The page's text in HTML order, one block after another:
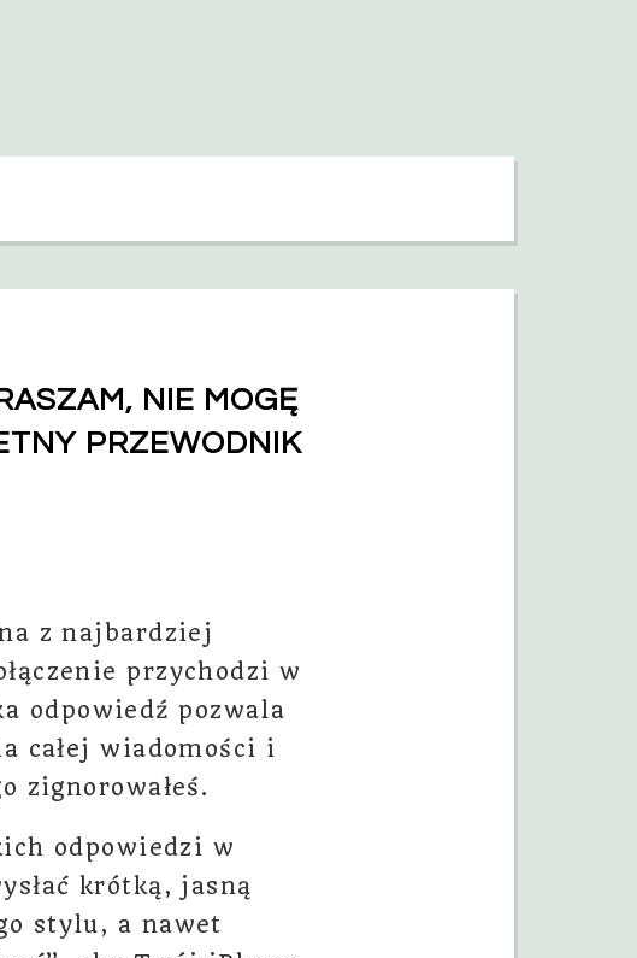
NIE MOGĘ
PRZEWODNIK
z najbardziej
przychodzi w
odpowiedź pozwala
całej wiadomości i
zignorowałeś.
odpowiedzi w
krótką, jasną
stylu, a nawet